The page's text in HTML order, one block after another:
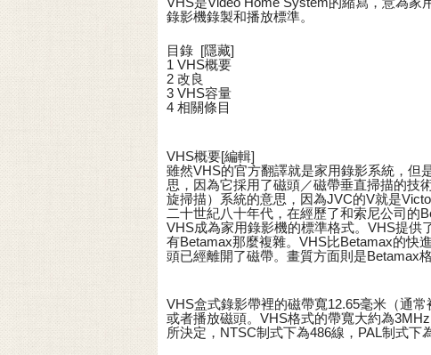
錄影機錄製和播放標準。
目錄 [隱藏]
1 VHS概要
2 改良
3 VHS容量
4 相關條目
VHS概要[編輯]
雖然VHS的官方翻譯就是家用錄影系統，但
思，因為它採用了磁頭／磁帶垂直掃描的技
旋掃描）系統的意思，因為JVC的V就是
二十世紀八十年代，在經歷了和索尼公司的
VHS成為家用錄影機的標準格式。VHS提供
有Betamax那麼複雜。VHS比Betamax的快
頭已經離開了磁帶。畫質方面則是Betamax格
VHS盒式錄影帶裡的磁帶寬12.65毫米（通
或者播放磁頭。VHS格式的帶寬大約為
所決定，NTSC制式下為486線，PAL制式下